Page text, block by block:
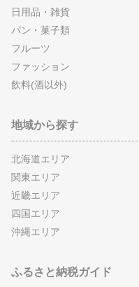
日用品・雑貨
パン・菓子類
フルーツ
ファッション
飲料(酒以外)
地域から探す
北海道エリア
関東エリア
近畿エリア
四国エリア
沖縄エリア
ふるさと納税ガイド